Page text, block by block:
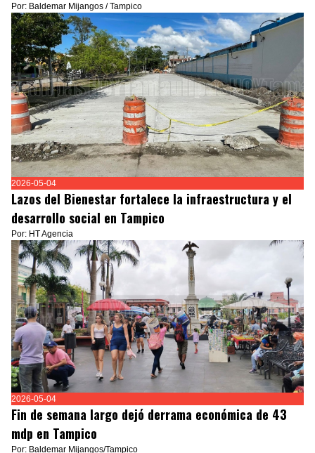
Por: Baldemar Mijangos / Tampico
2026-05-04
Lazos del Bienestar fortalece la infraestructura y el
desarrollo social en Tampico
Por: HT Agencia
2026-05-04
Fin de semana largo dejó derrama económica de 43
mdp en Tampico
Por: Baldemar Mijangos/Tampico